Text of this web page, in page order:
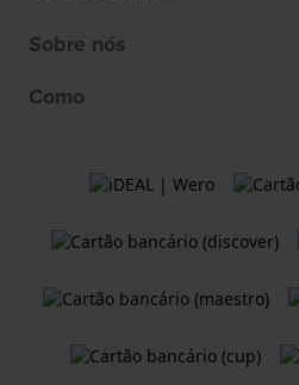
Sobre nós
Como